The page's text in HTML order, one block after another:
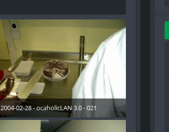
2004-02-28 - ocaholicLAN 3.0 - 021
19. Mai 2015